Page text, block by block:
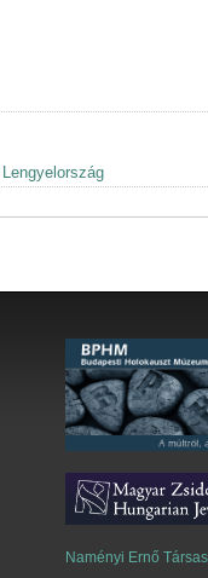
Lengyelország
Naményi Ernő